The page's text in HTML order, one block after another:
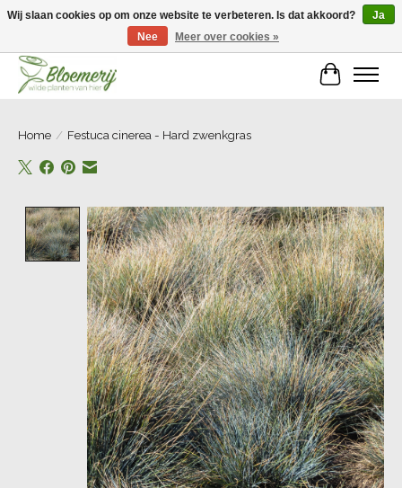
Home / Festuca cinerea - Hard zwenkgras
Product image slideshow Items
Wij slaan cookies op om onze website te verbeteren. Is dat akkoord?
Ja
Nee
Meer over cookies »